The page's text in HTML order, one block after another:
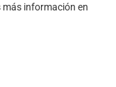
más información en